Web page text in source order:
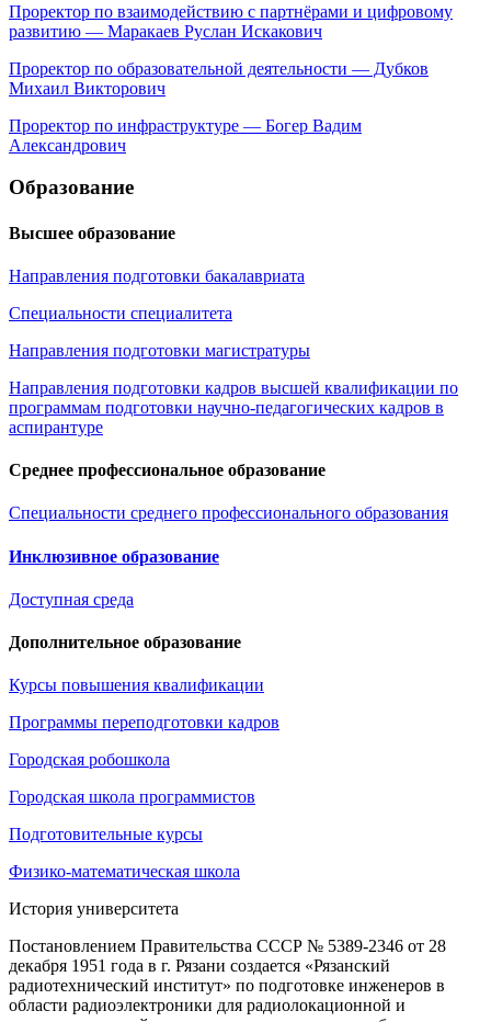
Проректор по взаимодействию с партнёрами и цифровому
развитию — Маракаев Руслан Искакович
Проректор по образовательной деятельности — Дубков
Михаил Викторович
Проректор по инфраструктуре — Богер Вадим
Александрович
Образование
Высшее образование
Направления подготовки бакалавриата
Специальности специалитета
Направления подготовки магистратуры
Направления подготовки кадров высшей квалификации по
программам подготовки научно-педагогических кадров в
аспирантуре
Среднее профессиональное образование
Специальности среднего профессионального образования
Инклюзивное образование
Доступная среда
Дополнительное образование
Курсы повышения квалификации
Программы переподготовки кадров
Городская робошкола
Городская школа программистов
Подготовительные курсы
Физико-математическая школа
История университета
Постановлением Правительства СССР № 5389-2346 от 28
декабря 1951 года в г. Рязани создается «Рязанский
радиотехнический институт» по подготовке инженеров в
области радиоэлектроники для радиолокационной и